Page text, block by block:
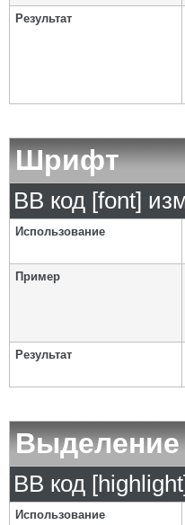
Результат
Шрифт
BB код [font]
Использование
Пример
Результат
Выделение
BB код
Использование